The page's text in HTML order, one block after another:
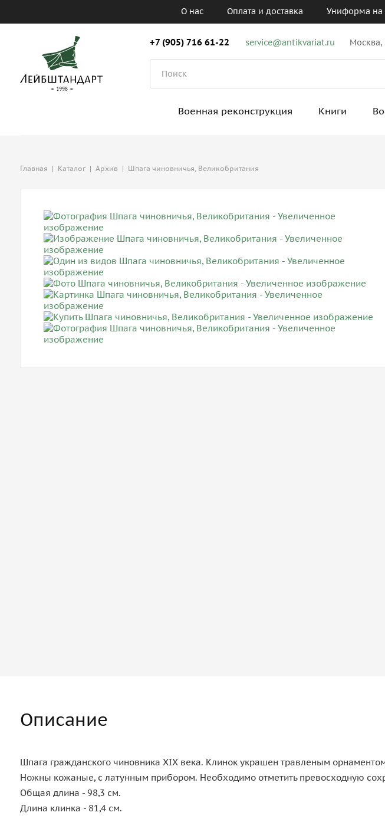
О нас Оплата и доставка Униформа на
+7 (905) 716 61-22 service@antikvariat.ru Москва,
Военная реконструкция Книги
Главная | Каталог | Архив | Шпага чиновничья, Великобритания
Описание
Шпага гражданского чиновника XIX века. Клинок украшен травленым
Ножны кожаные, с латунным прибором. Необходимо отметить превосходную
Общая длина - 98,3 см.
Длина клинка - 81,4 см.